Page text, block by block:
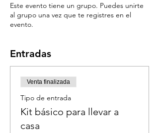
Este evento tiene un grupo. Puedes unirte
al grupo una vez que te registres en el
evento.
Entradas
Venta finalizada
Tipo de entrada
Kit básico para llevar a
casa